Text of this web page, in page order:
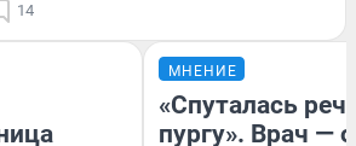
14
МНЕНИЕ
«Спуталась
пургу». Врач — о